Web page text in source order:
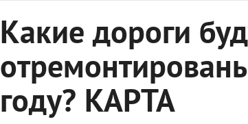
Какие дороги
году? КАРТА